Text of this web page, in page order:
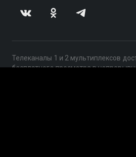
Телеканалы 1 и 2 мультиплексов
бесплатного просмотра в